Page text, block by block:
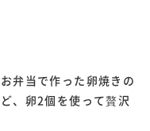
弁当で作った卵焼きの
、卵2個を使って贅沢